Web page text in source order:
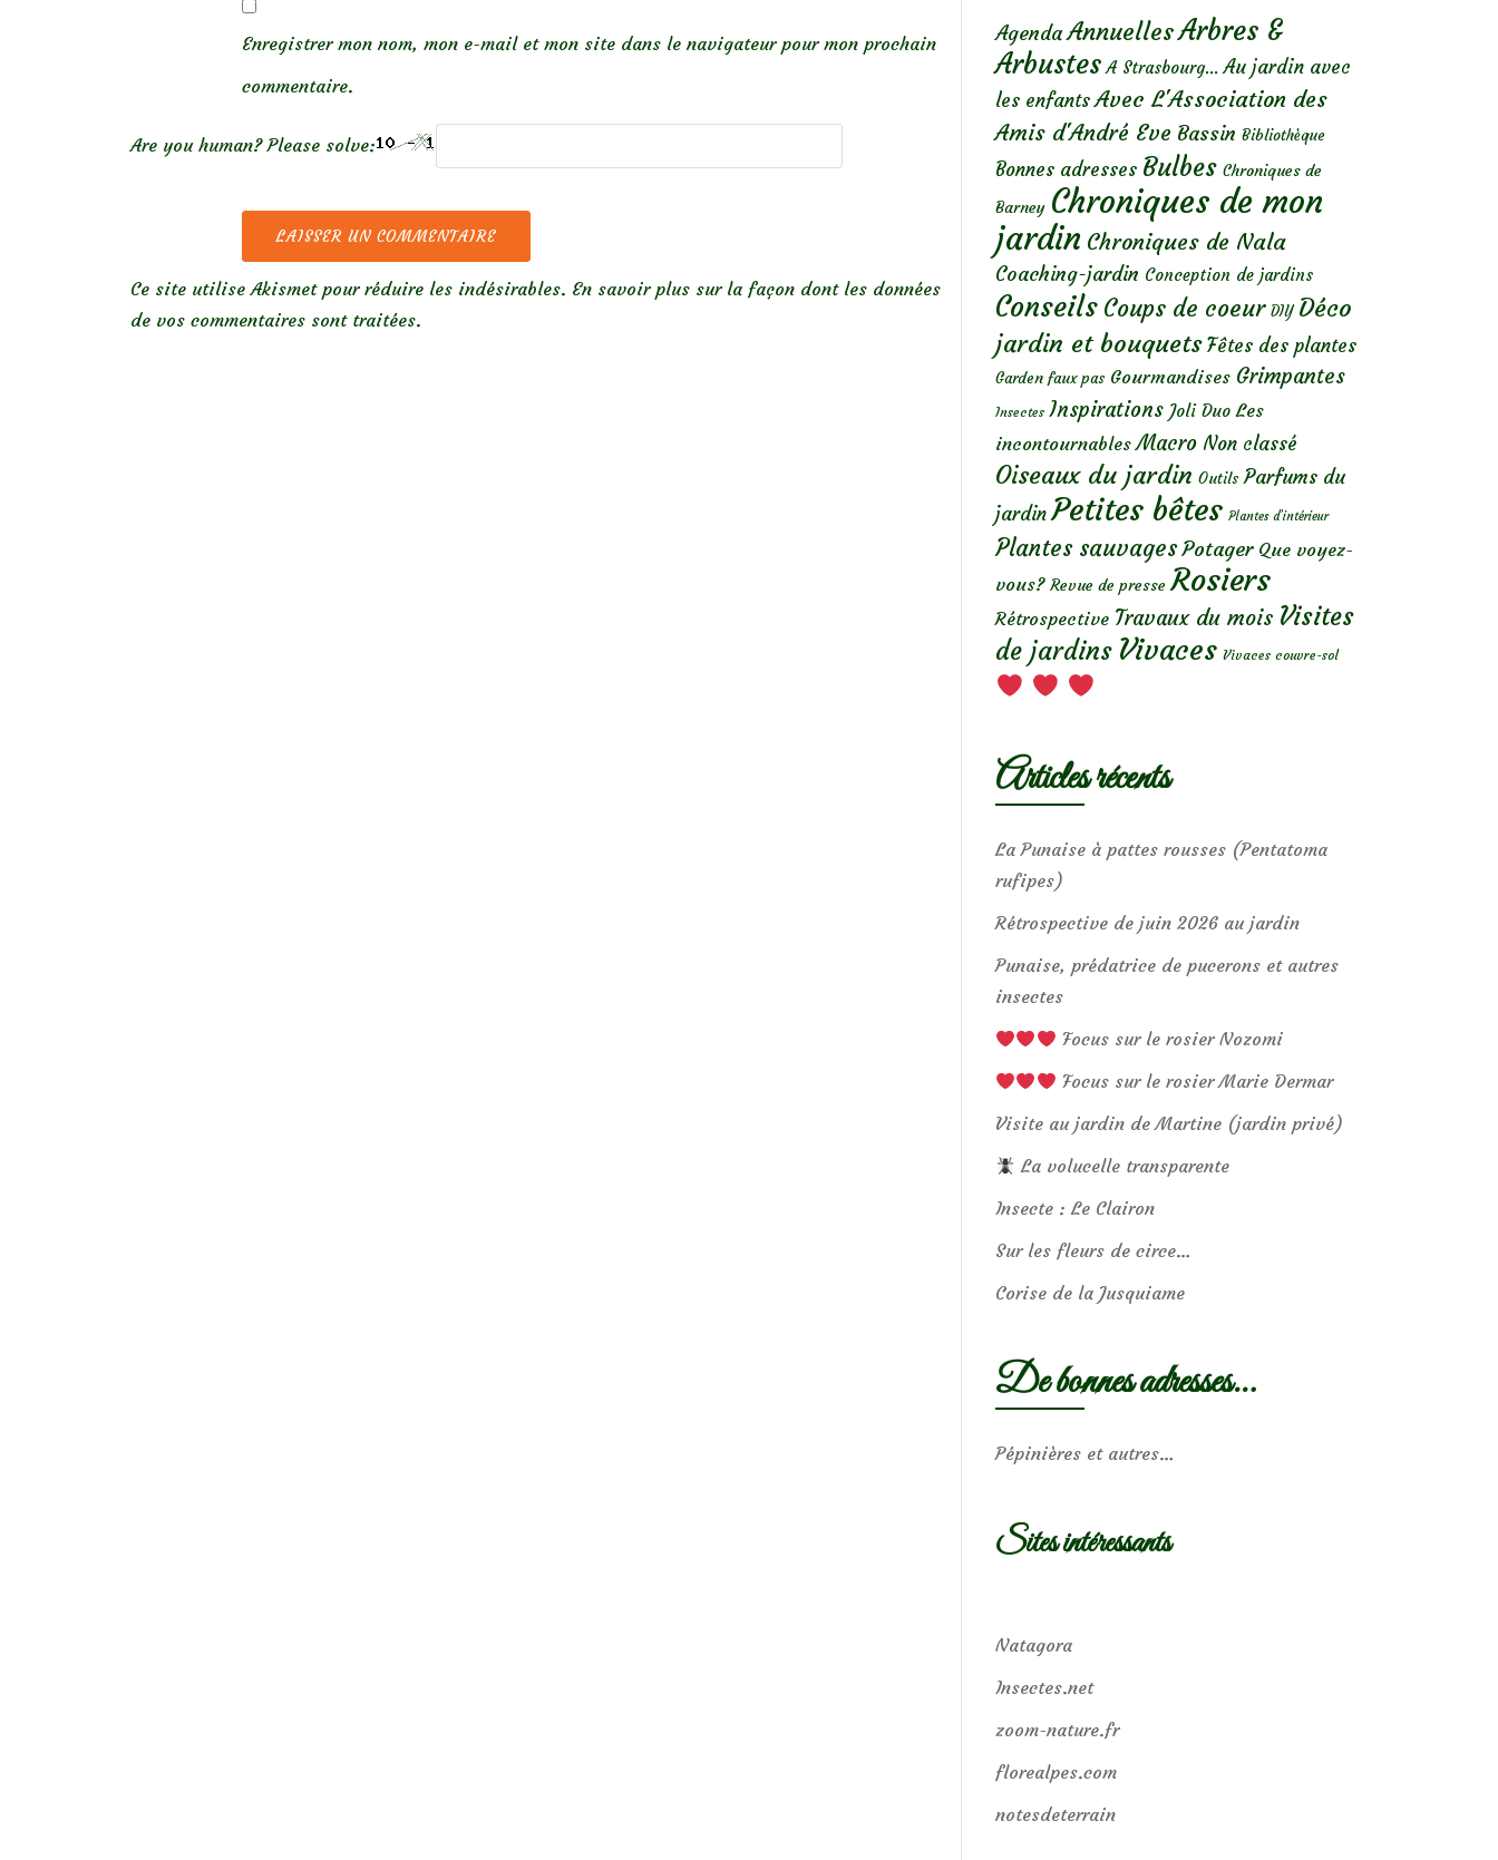
Enregistrer mon nom, mon e-mail et mon site dans le navigateur pour mon prochain
commentaire.
Are you human? Please solve:
Ce site utilise Akismet pour réduire les indésirables. En savoir plus sur la façon dont les données
de vos commentaires sont traitées.
Agenda AnnuellesArbres &
Arbustes A Strasbourg... Au jardin avec
les enfants Avec L'Association des
Amis d'André Eve Bassin Bibliothèque
Bonnes adresses Bulbes Chroniques de
Barney Chroniques de mon
jardin Chroniques de Nala
Coaching-jardin Conception de jardins
Conseils Coups de coeur DIY Déco
jardin et bouquets Fêtes des plantes
Garden faux pas Gourmandises Grimpantes
Insectes Inspirations Joli Duo Les
incontournables Macro Non classé
Oiseaux du jardin Outils Parfums du
jardin Petites bêtes Plantes d’intérieur
Plantes sauvages Potager Que voyez-
vous? Revue de presse Rosiers
Rétrospective Travaux du mois Visites
de jardins Vivaces Vivaces couvre-sol
Articles récents
La Punaise à pattes rousses (Pentatoma
rufipes)
Rétrospective de juin 2026 au jardin
Punaise, prédatrice de pucerons et autres
insectes
Focus sur le rosier Nozomi
Focus sur le rosier Marie Dermar
Visite au jardin de Martine (jardin privé)
La volucelle transparente
Insecte : Le Clairon
Sur les fleurs de circe…
Corise de la Jusquiame
De bonnes adresses…
Pépinières et autres…
Sites intéressants
Natagora
Insectes.net
zoom-nature.fr
florealpes.com
notesdeterrain